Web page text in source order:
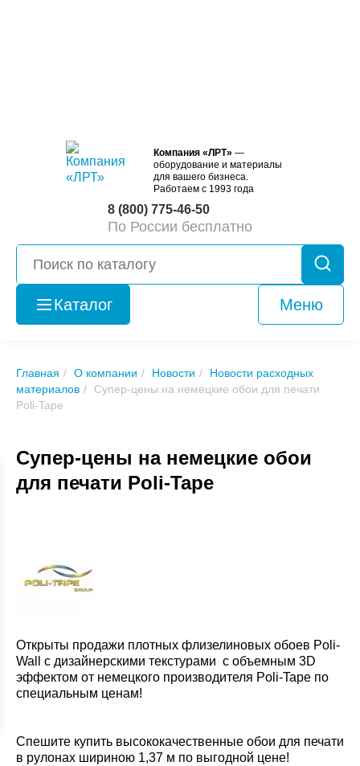
Компания «ЛРТ» —
оборудование и материалы
для вашего бизнеса.
Работаем с 1993 года
8 (800) 775-46-50
По России бесплатно
Каталог Меню
Оборудование
б/у
Главная О компании Новости
Новости расходных
материалов
Супер-цены на немецкие обои для печати
Poli-Tape
Супер-цены на немецкие обои
для печати Poli-Tape
Открыты продажи плотных флизелиновых обоев Poli-
Wall с дизайнерскими текстурами с объемным 3D
эффектом от немецкого производителя Poli-Tape по
специальным ценам!
Спешите купить высококачественные обои для печати
в рулонах шириною 1,37 м по выгодной цене!